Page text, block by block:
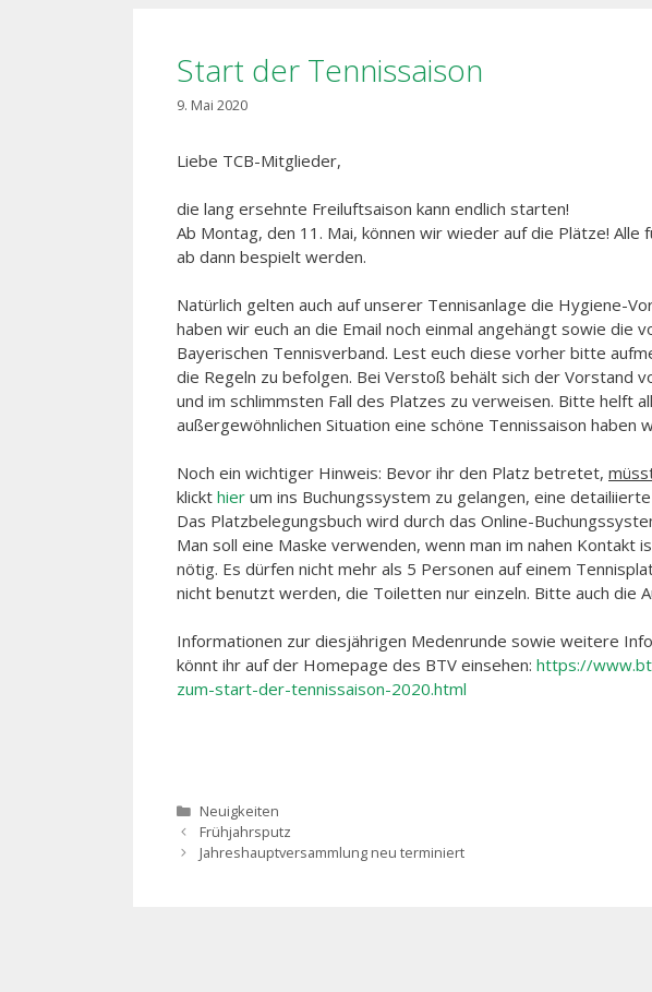
Start der Tennissaison
9. Mai 2020
Liebe TCB-Mitglieder,
die lang ersehnte Freiluftsaison kann endlich starten!
Ab Montag, den 11. Mai, können wir wieder auf die Plätze! Alle
ab dann bespielt werden.
Natürlich gelten auch auf unserer Tennisanlage die Hygiene-
haben wir euch an die Email noch einmal angehängt sowie die
Bayerischen Tennisverband. Lest euch diese vorher bitte
die Regeln zu befolgen. Bei Verstoß behält sich der Vorstand
und im schlimmsten Fall des Platzes zu verweisen. Bitte helft
außergewöhnlichen Situation eine schöne Tennissaison haben
Noch ein wichtiger Hinweis: Bevor ihr den Platz betretet,
klickt hier um ins Buchungssystem zu gelangen, eine
Das Platzbelegungsbuch wird durch das Online-
Man soll eine Maske verwenden, wenn man im nahen Kontakt
nötig. Es dürfen nicht mehr als 5 Personen auf einem
nicht benutzt werden, die Toiletten nur einzeln. Bitte auch die
Informationen zur diesjährigen Medenrunde sowie weitere
könnt ihr auf der Homepage des BTV einsehen: https://
zum-start-der-tennissaison-2020.html
Kategorien
Neuigkeiten
Beitrags-
Navigation
Frühjahrsputz
Jahreshauptversammlung neu terminiert